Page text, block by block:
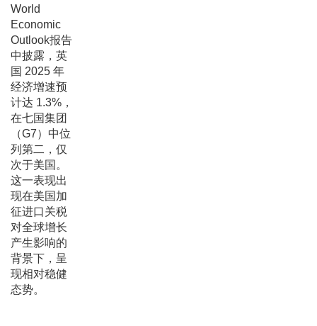
World
Economic
Outlook报告
中披露，英
国 2025 年
经济增速预
计达 1.3%，
在七国集团
（G7）中位
列第二，仅
次于美国。
这一表现出
现在美国加
征进口关税
对全球增长
产生影响的
背景下，呈
现相对稳健
态势。